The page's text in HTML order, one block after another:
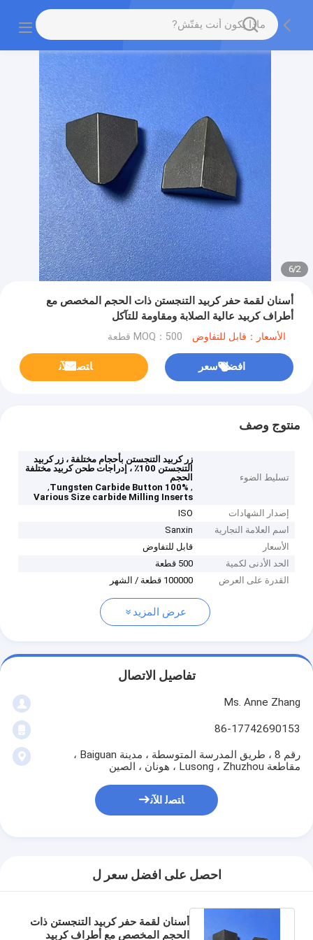
2
/
6
أسنان لقمة حفر كربيد التنجستن ذات الحجم المخصص مع
أطراف كربيد عالية الصلابة ومقاومة للتآكل
الأسعار：قابل للتفاوض MOQ：500 قطعة
افضل سعر ﺎﺘﺼﻟ ﺍﻶﻧ
منتوج وصف
تسليط الضوء
زر كربيد التنجستن بأحجام مختلفة ، زر كربيد
التنجستن 100٪ ، إدراجات طحن كربيد مختلفة
الحجم
,
100% Tungsten Carbide Button
,
Various Size carbide Milling Inserts
إصدار الشهادات
ISO
اسم العلامة التجارية
Sanxin
الأسعار
قابل للتفاوض
الحد الأدنى لكمية
500 قطعة
القدرة على العرض
100000 قطعة / الشهر
عرض المزيد
تفاصيل الاتصال
Ms. Anne Zhang
86-17742690153
رقم 8 ، طريق المدرسة المتوسطة ، مدينة Baiguan ،
مقاطعة Lusong ، Zhuzhou ، هونان ، الصين
ﺎﺘﺼﻟ ﺍﻶﻧ
احصل على افضل سعر ل
أسنان لقمة حفر كربيد التنجستن ذات
الحجم المخصص مع أطراف كربيد